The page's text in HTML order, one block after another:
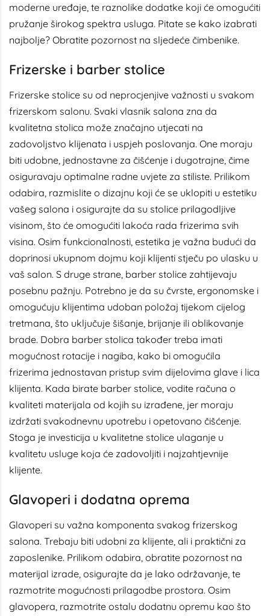
moderne uređaje, te raznolike dodatke koji će omogućiti
pružanje širokog spektra usluga. Pitate se kako izabrati
najbolje? Obratite pozornost na sljedeće čimbenike.
Frizerske i barber stolice
Frizerske stolice su od neprocjenjive važnosti u svakom
frizerskom salonu. Svaki vlasnik salona zna da
kvalitetna stolica može značajno utjecati na
zadovoljstvo klijenata i uspjeh poslovanja. One moraju
biti udobne, jednostavne za čišćenje i dugotrajne, čime
osiguravaju optimalne radne uvjete za stiliste. Prilikom
odabira, razmislite o dizajnu koji će se uklopiti u estetiku
vašeg salona i osigurajte da su stolice prilagodljive
visinom, što će omogućiti lakoća rada frizerima svih
visina. Osim funkcionalnosti, estetika je važna budući da
doprinosi ukupnom dojmu koji klijenti stječu po ulasku u
vaš salon. S druge strane, barber stolice zahtijevaju
posebnu pažnju. Potrebno je da su čvrste, ergonomske i
omogućuju klijentima udoban položaj tijekom cijelog
tretmana, što uključuje šišanje, brijanje ili oblikovanje
brade. Dobra barber stolica također treba imati
mogućnost rotacije i nagiba, kako bi omogućila
frizerima jednostavan pristup svim dijelovima glave i lica
klijenta. Kada birate barber stolice, vodite računa o
kvaliteti materijala od kojih su izrađene, jer moraju
izdržati svakodnevnu upotrebu i opetovano čišćenje.
Stoga je investicija u kvalitetne stolice ulaganje u
kvalitetu usluge koja će zadovoljiti i najzahtjevnije
klijente.
Glavoperi i dodatna oprema
Glavoperi su važna komponenta svakog frizerskog
salona. Trebaju biti udobni za klijente, ali i praktični za
zaposlenike. Prilikom odabira, obratite pozornost na
materijal izrade, osigurajte da je lako održavanje, te
razmotrite mogućnosti prilagodbe prostora. Osim
glavopera, razmotrite ostalu dodatnu opremu kao što